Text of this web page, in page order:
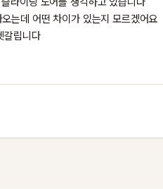
는데 어떤 차이가 있는지 모르겠어요
갈립니다